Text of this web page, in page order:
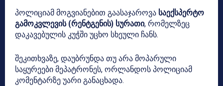
პოლიციამ მოგვიანებით გაასაჯაროვა საექსპერტო
გამოკვლევის (რენტგენის) სურათი, რომელზეც
დაკავებულის კუჭში უცხო სხეული ჩანს.
შეკითხვაზე, დაუბრუნდა თუ არა მოპარული
საყურეები მეპატრონეს, ორლანდოს პოლიციამ
კომენტარზე უარი განაცხადა.